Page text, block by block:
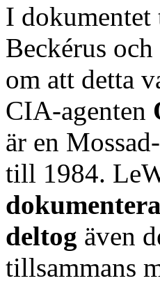
I dokumentet
Beckérus
om att detta
CIA-agenten
är en
till 1984.
deltog även
tillsammans